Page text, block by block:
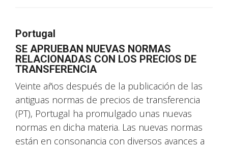
Portugal
SE APRUEBAN NUEVAS NORMAS
RELACIONADAS CON LOS PRECIOS DE
TRANSFERENCIA
Veinte años después de la publicación de las
antiguas normas de precios de transferencia
(PT), Portugal ha promulgado unas nuevas
normas en dicha materia. Las nuevas normas
están en consonancia con diversos avances a